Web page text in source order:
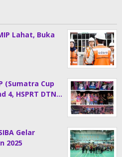
Lahat, Buka
(Sumatra Cup
4, HSPRT DTN…
Gelar
2025